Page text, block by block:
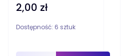
Cena
2,00 zł
Dostępność: 6 sztuk